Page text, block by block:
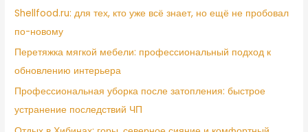
Shellfood.ru: для тех, кто уже всё знает, но ещё не пробовал
по-новому
Перетяжка мягкой мебели: профессиональный подход к
обновлению интерьера
Профессиональная уборка после затопления: быстрое
устранение последствий ЧП